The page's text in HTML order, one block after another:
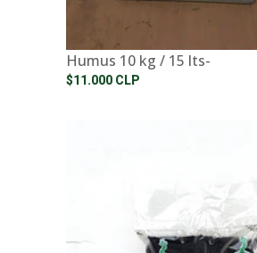
Humus 10 kg / 15 lts-
$11.000 CLP